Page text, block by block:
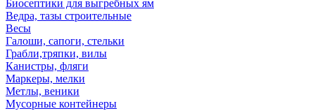
Биосептики для выгребных ям
Ведра, тазы строительные
Весы
Галоши, сапоги, стельки
Грабли,тряпки, вилы
Канистры, фляги
Маркеры, мелки
Метлы, веники
Мусорные контейнеры